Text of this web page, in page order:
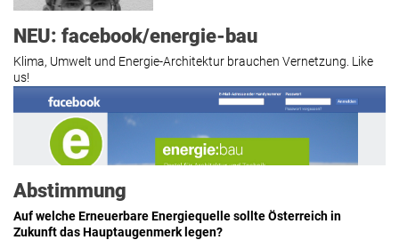
Roland Mösl: „Man wollte wohl
Kasse machen statt neue Produkte
erfinden.“
Hier geht’s zu allen Kommentaren
NEU: facebook/energie-bau
Klima, Umwelt und Energie-Architektur brauchen Vernetzung. Like
us!
Abstimmung
Auf welche Erneuerbare Energiequelle sollte Österreich in
Zukunft das Hauptaugenmerk legen?